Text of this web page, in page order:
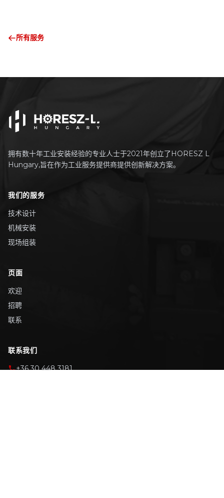
所有服务
拥有数十年工业安装经验的专业人士于2021年创立了HORESZ L
Hungary,旨在作为工业服务提供商提供创新解决方案。
我们的服务
技术设计
机械安装
现场组装
页面
欢迎
招聘
联系
联系我们
+36 30 448 3181